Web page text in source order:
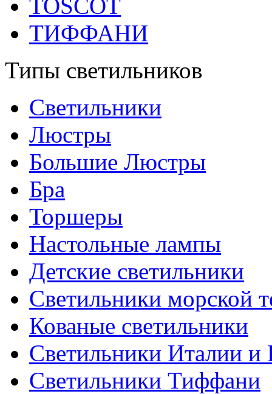
TOSCOT
ТИФФАНИ
Типы светильников
Светильники
Люстры
Большие Люстры
Бра
Торшеры
Настольные лампы
Детские светильники
Светильники морской
Кованые светильники
Светильники Италии и
Светильники Тиффани